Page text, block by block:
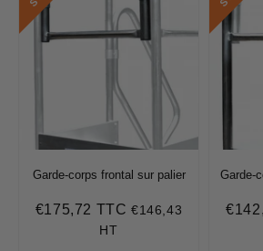
Garde-corps frontal sur palier
Prix
€175,72 TTC €175,72
€146,43
HT
Garde-
Prix